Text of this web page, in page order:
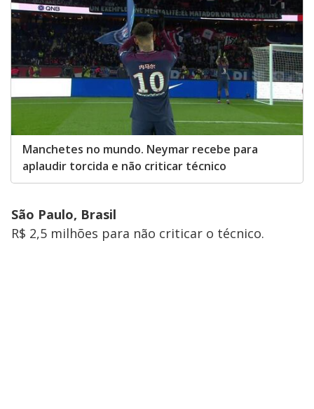
Manchetes no mundo. Neymar recebe para
aplaudir torcida e não criticar técnico
São Paulo, Brasil
R$ 2,5 milhões para não criticar o técnico.